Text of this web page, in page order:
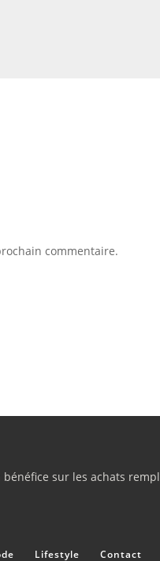
commentaire.
sur les achats
Lifestyle Contact